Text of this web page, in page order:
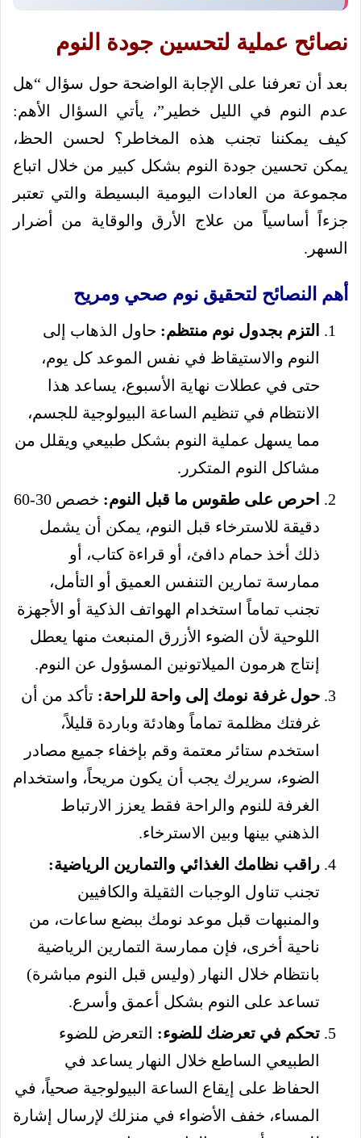
نصائح عملية لتحسين جودة النوم
بعد أن تعرفنا على الإجابة الواضحة حول سؤال “هل
عدم النوم في الليل خطير”، يأتي السؤال الأهم:
كيف يمكننا تجنب هذه المخاطر؟ لحسن الحظ،
يمكن تحسين جودة النوم بشكل كبير من خلال اتباع
مجموعة من العادات اليومية البسيطة والتي تعتبر
جزءاً أساسياً من علاج الأرق والوقاية من أضرار
السهر.
أهم النصائح لتحقيق نوم صحي ومريح
التزم بجدول نوم منتظم: حاول الذهاب إلى
النوم والاستيقاظ في نفس الموعد كل يوم،
حتى في عطلات نهاية الأسبوع، يساعد هذا
الانتظام في تنظيم الساعة البيولوجية للجسم،
مما يسهل عملية النوم بشكل طبيعي ويقلل من
مشاكل النوم المتكرر.
احرص على طقوس ما قبل النوم:
خصص 30-60
دقيقة للاسترخاء قبل النوم، يمكن أن يشمل
ذلك أخذ حمام دافئ، أو قراءة كتاب، أو
ممارسة تمارين التنفس العميق أو التأمل،
تجنب تماماً استخدام الهواتف الذكية أو الأجهزة
اللوحية لأن الضوء الأزرق المنبعث منها يعطل
إنتاج هرمون الميلاتونين المسؤول عن النوم.
حول غرفة نومك إلى واحة للراحة: تأكد من أن
غرفتك مظلمة تماماً وهادئة وباردة قليلاً،
استخدم ستائر معتمة وقم بإخفاء جميع مصادر
الضوء، سريرك يجب أن يكون مريحاً، واستخدام
الغرفة للنوم والراحة فقط يعزز الارتباط
الذهني بينها وبين الاسترخاء.
راقب نظامك الغذائي والتمارين الرياضية:
تجنب تناول الوجبات الثقيلة والكافيين
والمنبهات قبل موعد نومك ببضع ساعات، من
ناحية أخرى، فإن ممارسة التمارين الرياضية
بانتظام خلال النهار (وليس قبل النوم مباشرة)
تساعد على النوم بشكل أعمق وأسرع.
تحكم في تعرضك للضوء: التعرض للضوء
الطبيعي الساطع خلال النهار يساعد في
الحفاظ على إيقاع الساعة البيولوجية صحياً، في
المساء، خفف الأضواء في منزلك لإرسال إشارة